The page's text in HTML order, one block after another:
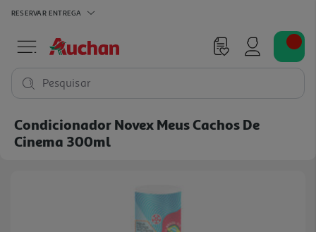
RESERVAR ENTREGA
Pesquisar
Condicionador Novex Meus Cachos De
Cinema 300ml